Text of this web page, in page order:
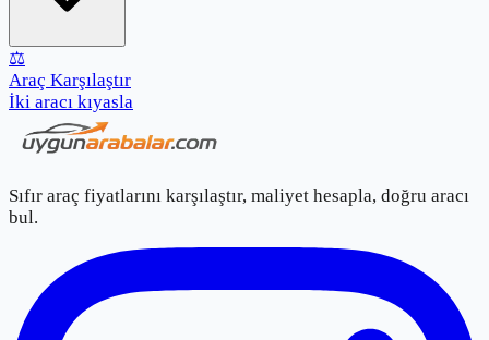
⚖️
Araç Karşılaştır
İki aracı kıyasla
Sıfır araç fiyatlarını karşılaştır, maliyet hesapla, doğru aracı
bul.